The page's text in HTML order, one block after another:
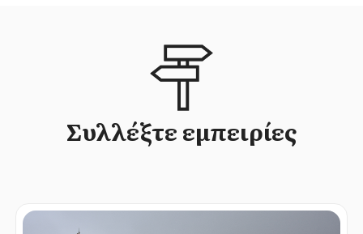
Συλλέξτε εμπειρίες